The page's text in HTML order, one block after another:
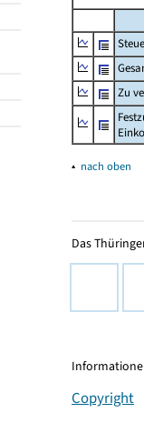
Zu
▴ nach oben
Das
Copyright